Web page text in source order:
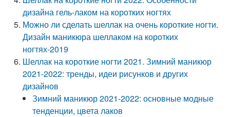
дизайна гель-лаком на коротких ногтях
Можно ли сделать шеллак на очень короткие ногти.
Дизайн маникюра шеллаком на коротких
ногтях-2019
Шеллак на короткие ногти 2021. Зимний маникюр
2021-2022: тренды, идеи рисунков и других
дизайнов
Зимний маникюр 2021-2022: основные модные
тенденции, цвета лаков